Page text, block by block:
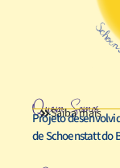
Quem Somos
Saiba mais
Projeto
de Schoenstatt do